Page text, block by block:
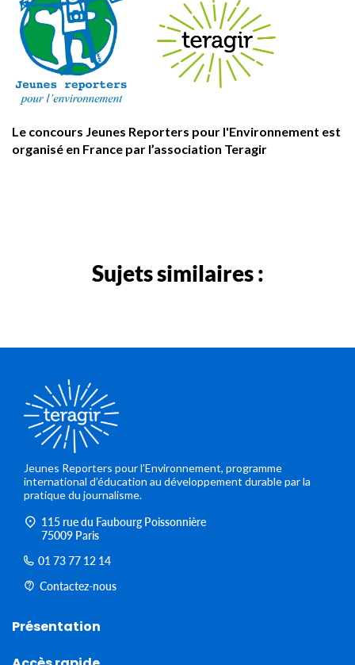
Le concours Jeunes Reporters pour l'Environnement est
organisé en France par l’association Teragir
Sujets similaires :
Jeunes Reporters pour l’Environnement, programme
international d’éducation au développement durable par la
pratique du journalisme.
115 rue du Faubourg Poissonnière
75009 Paris
01 73 77 12 14
Contactez-nous
Présentation